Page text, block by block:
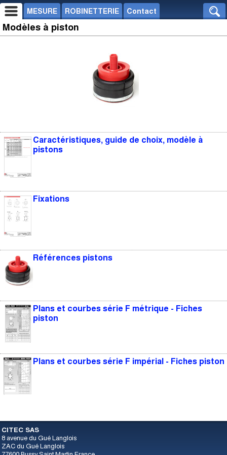
MESURE ROBINETTERIE Contact
Modèles à piston
Caractéristiques, guide de choix, modèle à
pistons
Fixations
Références pistons
Plans et courbes série F métrique - Fiches
piston
Plans et courbes série F impérial - Fiches piston
CITEC SAS
8 avenue du Gué Langlois
ZAC du Gué Langlois